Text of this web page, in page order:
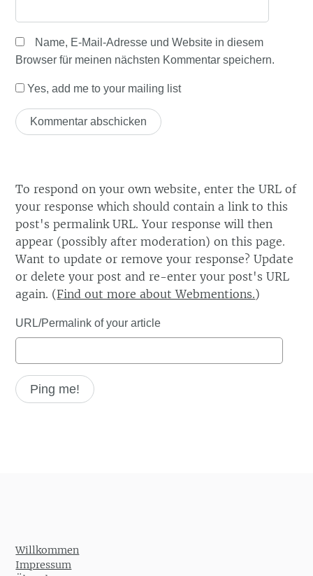
Name, E-Mail-Adresse und Website in diesem
Browser für meinen nächsten Kommentar speichern.
Yes, add me to your mailing list
To respond on your own website, enter the URL of
your response which should contain a link to this
post's permalink URL. Your response will then
appear (possibly after moderation) on this page.
Want to update or remove your response? Update
or delete your post and re-enter your post's URL
again. (Find out more about Webmentions.)
URL/Permalink of your article
Willkommen
Impressum